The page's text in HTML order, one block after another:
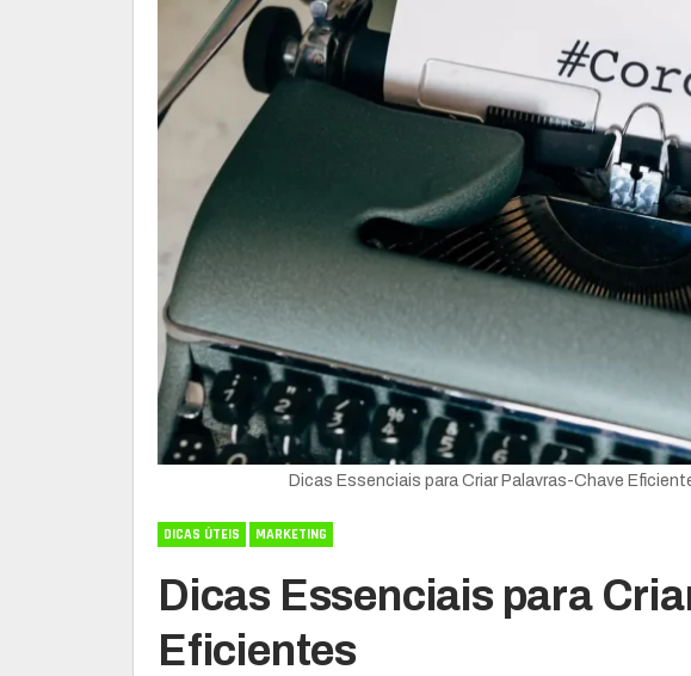
Dicas Essenciais para Criar Palavras-Chave
DICAS ÚTEIS MARKETING
Dicas Essenciais para
Eficientes